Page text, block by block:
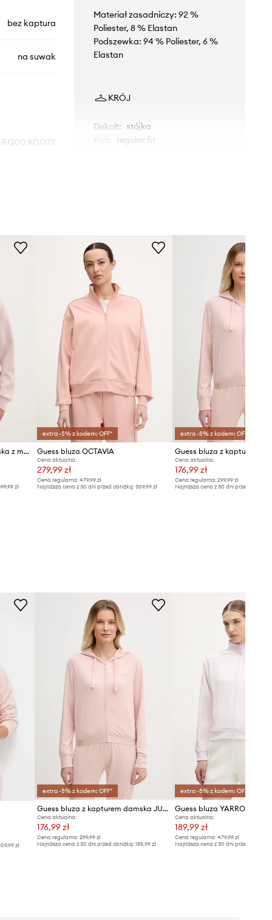
bez kaptura
na suwak
Materiał zasadniczy: 92 %
Poliester, 8 % Elastan
Podszewka: 94 % Poliester, 6 %
Elastan
KRÓJ
Dekolt: stójka
Krój
regular fit
Rozmiarówka standardowa
Zalecamy wybór rozmiaru, jaki nosisz
zazwyczaj.
Tabela rozmiarów
Guess bluza rozpinana damska z modalem OLYMPE
zł
extra -5% z kodem: OFF*
Guess bluza OCTAVIA
Cena aktualna:
279,99 zł
Cena regularna:479,99 zł
Najniższa cena z 30 dni przed obniżką:309,99 zł
extra -5% z kodem: OFF*
Cena aktualna:
176,99 zł
Cena regularna: 299,99 zł
Najniższa cena z 30 dni przed obniżką:
zł
extra -5% z kodem: OFF*
Guess bluza z kapturem damska JUNIE
Cena aktualna:
176,99 zł
Cena regularna:299,99 zł
Najniższa cena z 30 dni przed obniżką:185,99 zł
extra -5% z kodem: OFF*
Guess bluza YARROW
Cena aktualna:
189,99 zł
Cena regularna: 479,99 zł
Najniższa cena z 30 dni przed obniżką: